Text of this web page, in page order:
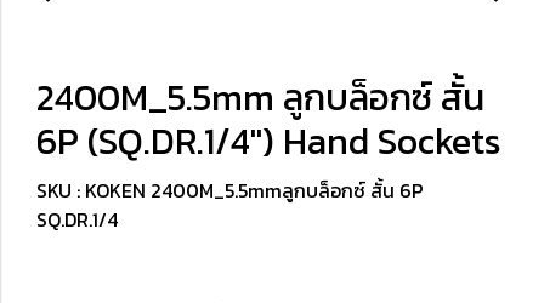
2400M_5.5mm ลูกบล็อกซ์ สั้น
6P (SQ.DR.1/4") Hand Sockets
SKU : KOKEN 2400M_5.5mmลูกบล็อกซ์ สั้น 6P
SQ.DR.1/4